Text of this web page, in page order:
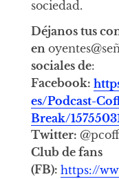
sociedad.
Déjanos tus
en
sociales de:
Facebook:
es/Podcast-
Break/
Twitter:
Club de fans
(FB): https://